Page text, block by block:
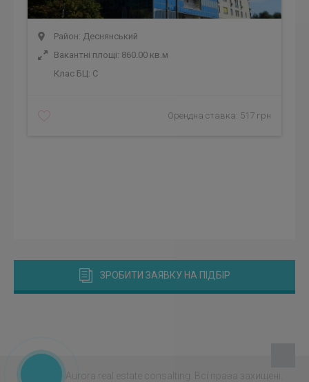
Район: Деснянський
Вакантні площі: 860.00 кв.м
Клас БЦ: C
Орендна ставка: 517 грн
ЗРОБИТИ ЗАЯВКУ НА ПІДБІР
© 2026 - Aurora real estate consalting. Всі права захищені.